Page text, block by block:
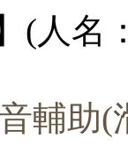
(人名
輔助